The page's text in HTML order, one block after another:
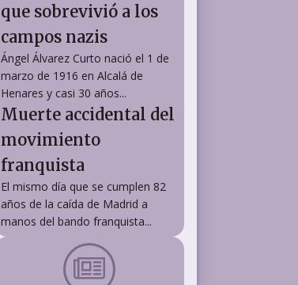
que sobrevivió a los
campos nazis
Ángel Álvarez Curto nació el 1 de
marzo de 1916 en Alcalá de
Henares y casi 30 años...
Muerte accidental del
movimiento
franquista
El mismo día que se cumplen 82
años de la caída de Madrid a
manos del bando franquista...